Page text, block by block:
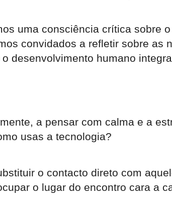
uma consciência crítica sobre
convidados a refletir sobre as
desenvolvimento humano
a pensar com calma e a
usas a tecnologia?
o contacto direto com
o lugar do encontro cara a